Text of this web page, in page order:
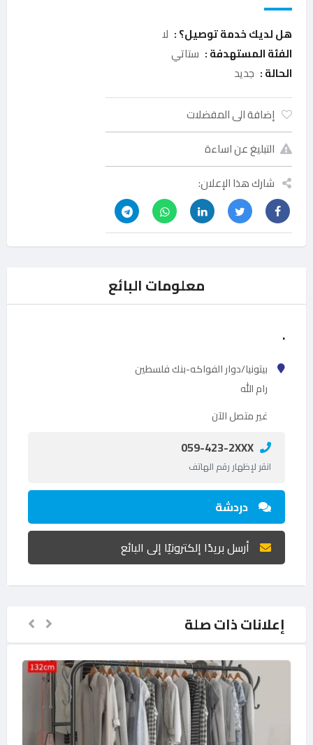
هل لديك خدمة توصيل؟ : لا
الفئة المستهدفة : ستاتي
الحالة : جديد
إضافة الى المفضلات
التبليغ عن اساءة
شارك هذا الإعلان:
معلومات البائع
.
بيتونيا/دوار الفواكه-بنك فلسطين
رام الله
غير متصل الآن
059-423-2XXX
انقر لإظهار رقم الهاتف
دردشة
أرسل بريدًا إلكترونيًا إلى البائع
إعلانات ذات صلة